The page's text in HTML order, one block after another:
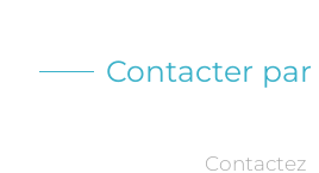
Contacter
Contactez